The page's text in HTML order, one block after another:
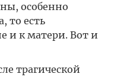
особенно
то есть
и к матери. Вот и
трагической